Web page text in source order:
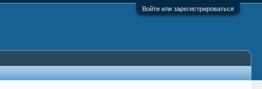
Войти или зарегистрироваться